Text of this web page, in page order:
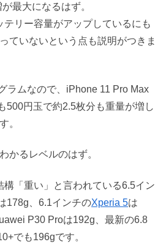
最大になるはず。
テリー容量がアップしているにも
ていないという点も説明がつきま
ラムなので、iPhone 11 Pro Max
500円玉で約2.5枚分も重量が増し
。
かるレベルのはず。
構「重い」と言われている6.5イン
178g、6.1インチのXperia 5は
P30 Proは192g、最新の6.8
でも196gです。